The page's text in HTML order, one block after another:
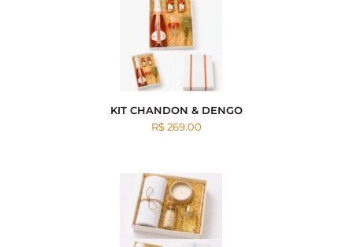
KIT CHANDON & DENGO
R$ 269.00